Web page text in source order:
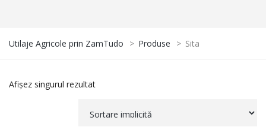
Utilaje Agricole prin ZamTudo > Produse > Sita
Afișez singurul rezultat